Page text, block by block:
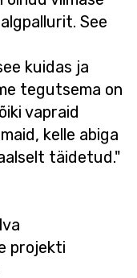
See
kuidas ja
tegutsema on
vapraid
kelle abiga
täidetud."
projekti